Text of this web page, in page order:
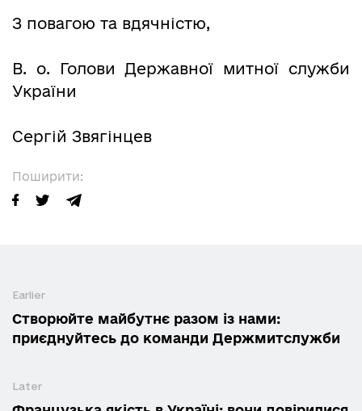
Поширити:
З повагою та вдячністю,
В. о. Голови Державної митної служби
України
Сергій Звягінцев
Earlier
Створюйте майбутнє разом із нами:
приєднуйтесь до команди Держмитслужби
Later